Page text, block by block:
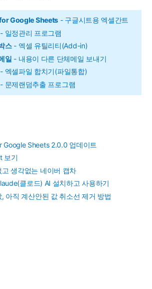
Google Sheets - 구글시트용 엑셀간트
일정관리 프로그램
스- 엑셀 유틸리티(Add-in)
일 - 내용이 다른 단체메일 보내기
- 엑셀파일 합치기(파일통합)
- 문제랜덤추출 프로그램
Google Sheets 2.0.0 업데이트
보기
고 생각없는 네이버 캡차
클로드) AI 설치하고 사용하기
, 아직 계산안된 값 취소선 제거 방법